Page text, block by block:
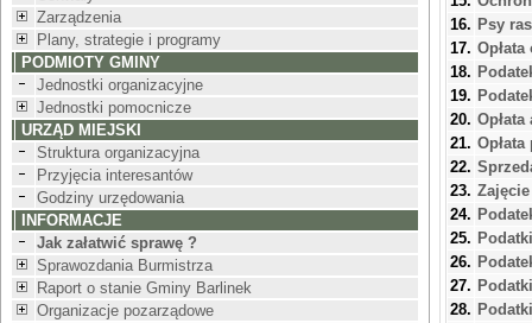
Zarządzenia
Plany, strategie i programy
PODMIOTY GMINY
Jednostki organizacyjne
Jednostki pomocnicze
URZĄD MIEJSKI
Struktura organizacyjna
Przyjęcia interesantów
Godziny urzędowania
INFORMACJE
Jak załatwić sprawę ?
Sprawozdania Burmistrza
Raport o stanie Gminy Barlinek
Organizacje pozarządowe
16. Psy
17.
18.
19.
20.
21.
22.
23.
24.
25.
26.
27.
28.